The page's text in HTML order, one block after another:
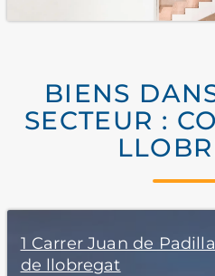
BIENS
SECTEUR :
1 Carrer Juan de
de llobregat